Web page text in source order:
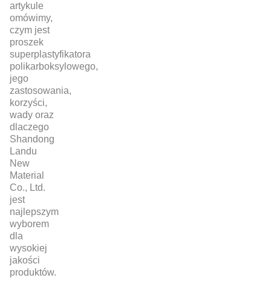
artykule
omówimy,
czym jest
proszek
superplastyfikatora
polikarboksylowego,
jego
zastosowania,
korzyści,
wady oraz
dlaczego
Shandong
Landu
New
Material
Co., Ltd.
jest
najlepszym
wyborem
dla
wysokiej
jakości
produktów.